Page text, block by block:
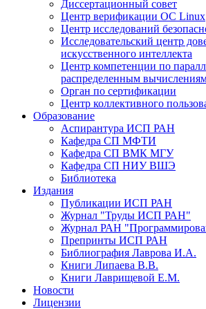
Диссертационный совет
Центр верификации ОС Linux
Центр исследований
Исследовательский центр
искусственного интеллекта
Центр компетенции по
распределенным
Орган по сертификации
Центр коллективного
Образование
Аспирантура ИСП РАН
Кафедра СП МФТИ
Кафедра СП ВМК МГУ
Кафедра СП НИУ ВШЭ
Библиотека
Издания
Публикации ИСП РАН
Журнал "Труды ИСП РАН"
Журнал РАН
Препринты ИСП РАН
Библиография Лаврова И.А.
Книги Липаева В.В.
Книги Лаврищевой Е.М.
Новости
Лицензии